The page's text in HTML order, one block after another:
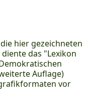
hier gezeichneten
das "Lexikon
Auflage)
vor